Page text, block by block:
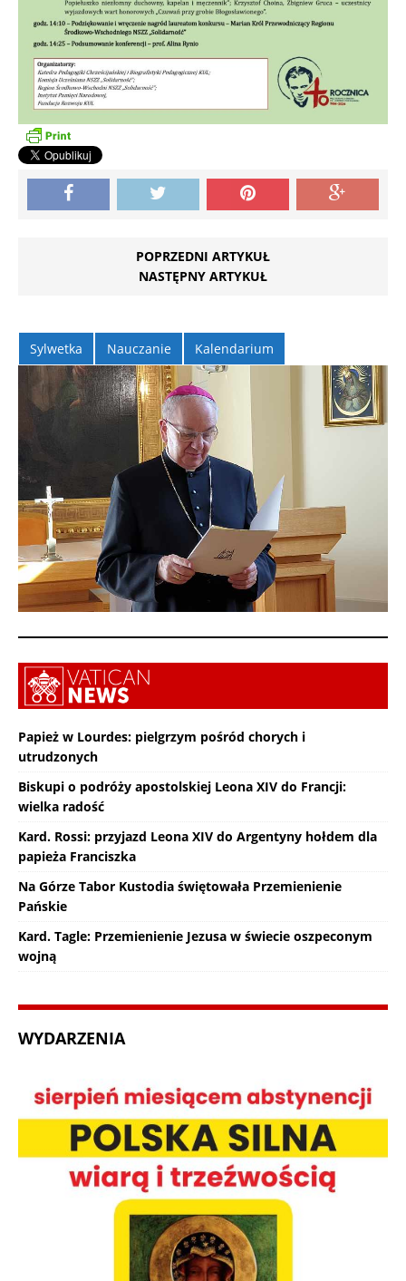
POPRZEDNI ARTYKUŁ
NASTĘPNY ARTYKUŁ
Sylwetka Nauczanie Kalendarium
Papież w Lourdes: pielgrzym pośród chorych i
utrudzonych
Biskupi o podróży apostolskiej Leona XIV do Francji:
wielka radość
Kard. Rossi: przyjazd Leona XIV do Argentyny hołdem dla
papieża Franciszka
Na Górze Tabor Kustodia świętowała Przemienienie
Pańskie
Kard. Tagle: Przemienienie Jezusa w świecie oszpeconym
wojną
WYDARZENIA